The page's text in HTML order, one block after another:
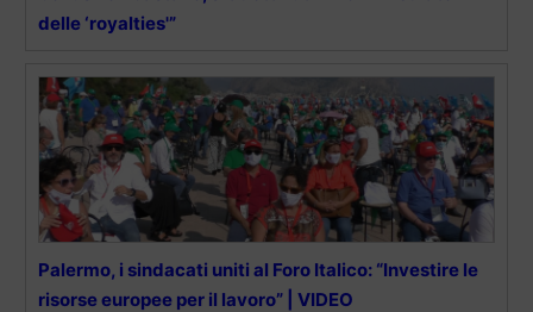
delle ‘royalties'”
Palermo, i sindacati uniti al Foro Italico: “Investire le
risorse europee per il lavoro” | VIDEO